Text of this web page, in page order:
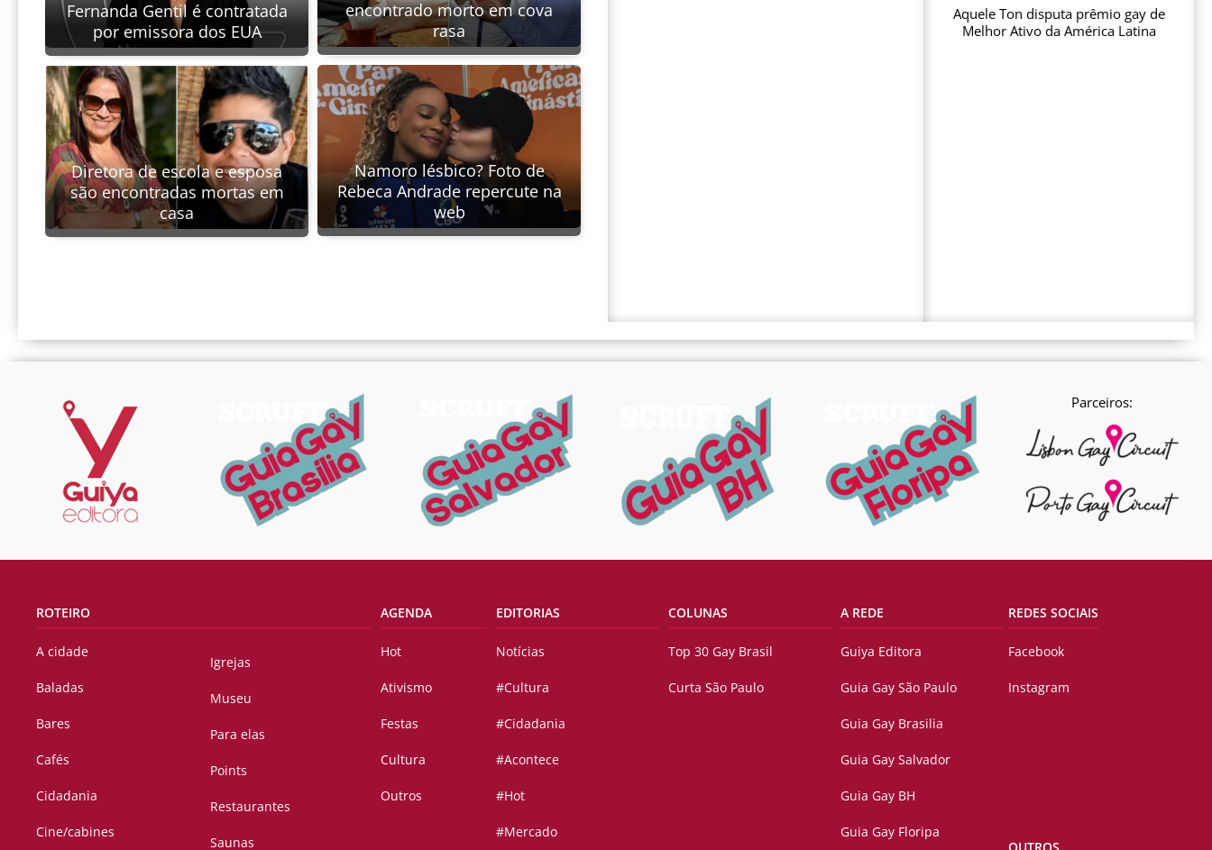
Fernanda Gentil é contratada
por emissora dos EUA
encontrado morto em cova
rasa
Diretora de escola e esposa
são encontradas mortas em
casa
Namoro lésbico? Foto de
Rebeca Andrade repercute na
web
Aquele Ton disputa prêmio gay de
Melhor Ativo da América Latina
Parceiros:
ROTEIRO
A cidade
Baladas
Bares
Cafés
Cidadania
Cine/cabines
Igrejas
Museu
Para elas
Points
Restaurantes
Saunas
AGENDA
Hot
Ativismo
Festas
Cultura
Outros
EDITORIAS
Notícias
#Cultura
#Cidadania
#Acontece
#Hot
#Mercado
COLUNAS
Top 30 Gay Brasil
Curta São Paulo
A REDE
Guiya Editora
Guia Gay São Paulo
Guia Gay Brasilia
Guia Gay Salvador
Guia Gay BH
Guia Gay Floripa
REDES SOCIAIS
Facebook
Instagram